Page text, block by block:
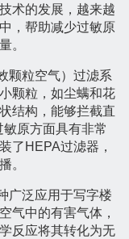
术的发展，越来越
，帮助减少过敏原
。
颗粒空气）过滤系
颗粒，如尘螨和花
结构，能够拦截直
原方面具有非常
了HEPA过滤器，
。
广泛应用于写字楼
气中的有害气体，
反应将其转化为无